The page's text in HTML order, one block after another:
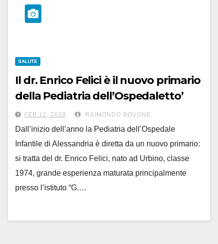
SALUTE
Il dr. Enrico Felici è il nuovo primario
della Pediatria dell’Ospedaletto’
FEB 12, 2018 RAIMONDO BOVONE
Dall’inizio dell’anno la Pediatria dell’Ospedale
Infantile di Alessandria è diretta da un nuovo primario:
si tratta del dr. Enrico Felici, nato ad Urbino, classe
1974, grande esperienza maturata principalmente
presso l’istituto “G.…